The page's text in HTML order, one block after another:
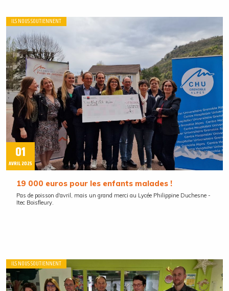
ILS NOUS SOUTIENNENT
01
AVRIL 2025
19 000 euros pour les enfants malades !
Pas de poisson d'avril, mais un grand merci au Lycée Philippine Duchesne -
Itec Boisfleury.
ILS NOUS SOUTIENNENT